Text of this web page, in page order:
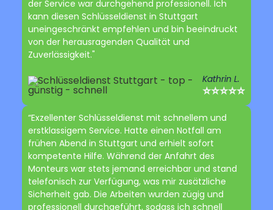
der Service war durchgehend professionell. Ich
kann diesen Schlüsseldienst in Stuttgart
uneingeschränkt empfehlen und bin beeindruckt
von der herausragenden Qualität und
Zuverlässigkeit."
Kathrin L.
⭐⭐⭐⭐⭐
“Exzellenter Schlüsseldienst mit schnellem und
erstklassigem Service. Hatte einen Notfall am
frühen Abend in Stuttgart und erhielt sofort
kompetente Hilfe. Während der Anfahrt des
Monteurs war stets jemand erreichbar und stand
telefonisch zur Verfügung, was mir zusätzliche
Sicherheit gab. Die Arbeiten wurden zügig und
professionell durchgeführt, sodass ich schnell